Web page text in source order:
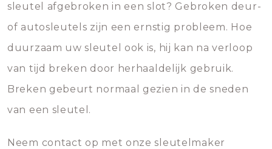
sleutel afgebroken in een slot? Gebroken deur-
of autosleutels zijn een ernstig probleem. Hoe
duurzaam uw sleutel ook is, hij kan na verloop
van tijd breken door herhaaldelijk gebruik.
Breken gebeurt normaal gezien in de sneden
van een sleutel.
Neem contact op met onze sleutelmaker